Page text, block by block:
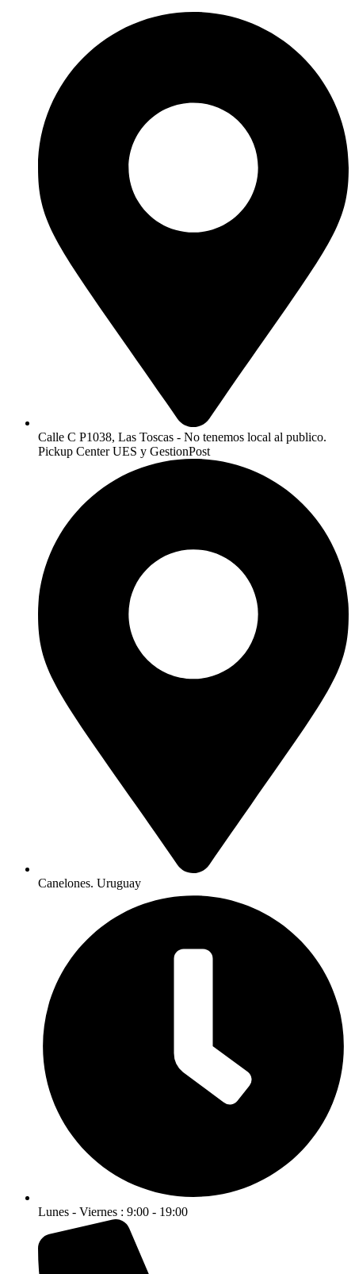
Calle C P1038, Las Toscas - No tenemos local al publico.
Pickup Center UES y GestionPost
Canelones. Uruguay
Lunes - Viernes : 9:00 - 19:00